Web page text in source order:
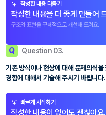
작성한 내용 다듬기
작성한 내용을 더 좋게 만들어
구조와 표현을 구체적으로 개선해 드려요.
Q Question 03.
기존 방식이나 현상에 대해 문제의식
경험에 대해서 기술해 주시기 바랍니다.
빠르게 시작하기
작성한 내용이 없어도 괜찮아요.